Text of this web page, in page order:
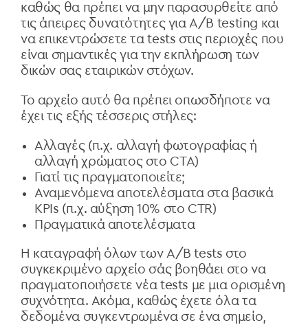
καθώς θα πρέπει να μην παρασυρθείτε από
τις άπειρες δυνατότητες για A/B testing και
να επικεντρώσετε τα tests στις περιοχές που
είναι σημαντικές για την εκπλήρωση των
δικών σας εταιρικών στόχων.
Το αρχείο αυτό θα πρέπει οπωσδήποτε να
έχει τις εξής τέσσερις στήλες:
Αλλαγές (π.χ. αλλαγή φωτογραφίας ή
αλλαγή χρώματος στο CTA)
Γιατί τις πραγματοποιείτε;
Αναμενόμενα αποτελέσματα στα βασικά
KPIs (π.χ. αύξηση 10% στο CTR)
Πραγματικά αποτελέσματα
Η καταγραφή όλων των A/B tests στο
συγκεκριμένο αρχείο σάς βοηθάει στο να
πραγματοποιήσετε νέα tests με μια ορισμένη
συχνότητα. Ακόμα, καθώς έχετε όλα τα
δεδομένα συγκεντρωμένα σε ένα σημείο,